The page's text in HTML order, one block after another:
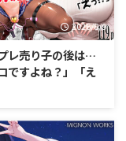
2026/8/9
レ売り子の後は…
ですよね？」「え